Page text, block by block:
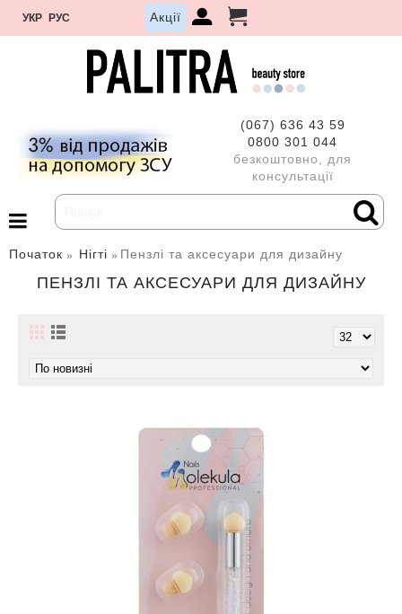
УКР РУС Акції
(067) 636 43 59
0800 301 044
безкоштовно, для
консультації
Початок Нігті Пензлі та аксесуари для дизайну
ПЕНЗЛІ ТА АКСЕСУАРИ ДЛЯ ДИЗАЙНУ